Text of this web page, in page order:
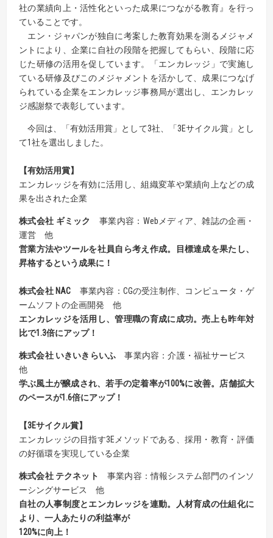
社の業績向上・活性化といった成果につながる教育』を行っ
ていることです。
エン・ジャパンが独自に考案した教育効果を測るメジャメ
ントにより、企業に自社の段階を把握してもらい、段階に応
じた研修の活用を促しています。「エンカレッジ」で実施し
ている研修及びこのメジャメントを活かして、成果につなげ
られている企業をエンカレッジ事務局が選出し、エンカレッ
ジ感謝祭で表彰しています。
今回は、「有効活用賞」として3社、「3Eサイクル賞」とし
て1社を選出しました。
【有効活用賞】
エンカレッジを有効に活用し、組織変革や業績向上などの成
果を出された企業
株式会社 ギミック
事業内容：Webメディア、雑誌の企画・
運営 他
営業方法やツールを社員自ら考え作成。目標達成を果たし、
昇格するという成果に！
株式会社 NAC 事業内容：CGの受注制作、コンピュータ・ゲ
ームソフトの企画開発 他
エンカレッジを活用し、管理職の育成に成功。売上も昨年対
比で1.3倍にアップ！
株式会社 いきいきらいふ 事業内容：介護・福祉サービス
他
学ぶ風土が醸成され、若手の定着率が100%に改善。店舗拡大
のペースが1.6倍にアップ！
【3Eサイクル賞】
エンカレッジの目指す3Eメソッドである、採用・教育・評価
の好循環を実現している企業
株式会社 テクネット
事業内容：情報システム部門のインソ
ーシングサービス 他
自社の人事制度とエンカレッジを連動。人材育成の仕組化に
より、一人あたりの利益率が
120%に向上！